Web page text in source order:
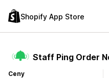
Shopify App Store
Staff Ping Order
Ceny